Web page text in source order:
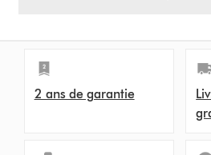
2 ans de garantie